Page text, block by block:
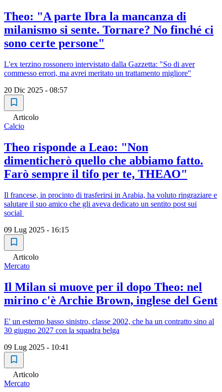
Theo: "A parte Ibra la mancanza di
milanismo si sente. Tornare? No finché ci
sono certe persone"
L'ex terzino rossonero intervistato dalla Gazzetta: "So di aver
commesso errori, ma avrei meritato un trattamento migliore"
20 Dic 2025 - 08:57
Articolo
Calcio
Theo risponde a Leao: "Non
dimenticherò quello che abbiamo fatto.
Farò sempre il tifo per te, THEAO"
Il francese, in procinto di trasferirsi in Arabia, ha voluto ringraziare e
salutare il suo amico che gli aveva dedicato un sentito post sui
social
09 Lug 2025 - 16:15
Articolo
Mercato
Il Milan si muove per il dopo Theo: nel
mirino c'è Archie Brown, inglese del Gent
E' un esterno basso sinistro, classe 2002, che ha un contratto sino al
30 giugno 2027 con la squadra belga
09 Lug 2025 - 10:41
Articolo
Mercato